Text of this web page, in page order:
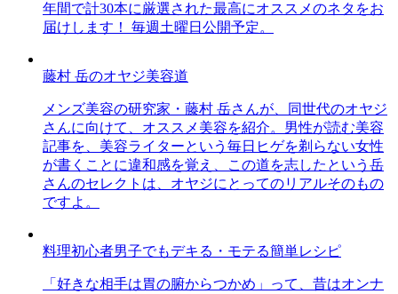
年間で計30本に厳選された最高にオススメのネタをお
届けします！ 毎週土曜日公開予定。
藤村 岳のオヤジ美容道
メンズ美容の研究家・藤村 岳さんが、同世代のオヤジ
さんに向けて、オススメ美容を紹介。男性が読む美容
記事を、美容ライターという毎日ヒゲを剃らない女性
が書くことに違和感を覚え、この道を志したという岳
さんのセレクトは、オヤジにとってのリアルそのもの
ですよ。
料理初心者男子でもデキる・モテる簡単レシピ
「好きな相手は胃の腑からつかめ」って、昔はオンナ